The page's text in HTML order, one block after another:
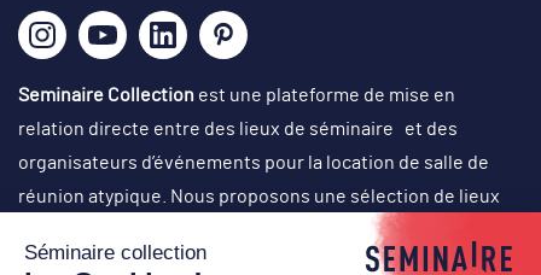
Seminaire Collection est une plateforme de mise en
relation directe entre des lieux de séminaire et des
organisateurs d’événements pour la location de salle de
réunion atypique. Nous proposons une sélection de lieux
originaux, singuliers et atypiques dans des cadres
exceptionnels, avec un choix d’activités originales en vue